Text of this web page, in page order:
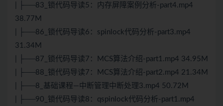
| ├──83_锁代码导读5：内存屏障案例分析-part4.mp4
38.77M
| ├──86_锁代码导读6：spinlock代码分析-part3.mp4
31.34M
| ├──87_锁代码导读7：MCS算法介绍-part1.mp4 34.95M
| ├──88_锁代码导读7：MCS算法介绍-part2.mp4 21.34M
| ├──8_基础课程—中断管理中断处理3.mp4 50.72M
| ├──90_锁代码导读8：qspinlock代码分析-part1.mp4